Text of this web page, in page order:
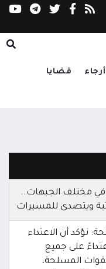
تنفذ رداً عسكرياً موحداً على
أرجاء قضايا
في مختلف الجبهات..
ويتصدى للمسيرات
نؤكد أن الاعتداء
على جميع
المسلحة،